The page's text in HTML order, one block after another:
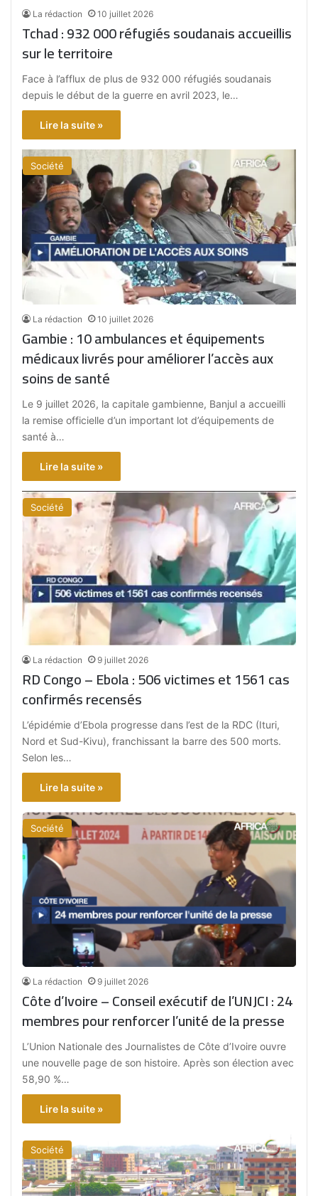
La rédaction 10 juillet 2026
Tchad : 932 000 réfugiés soudanais accueillis
sur le territoire
Face à l’afflux de plus de 932 000 réfugiés soudanais
depuis le début de la guerre en avril 2023, le…
Lire la suite »
Société
La rédaction 10 juillet 2026
Gambie : 10 ambulances et équipements
médicaux livrés pour améliorer l’accès aux
soins de santé
Le 9 juillet 2026, la capitale gambienne, Banjul a accueilli
la remise officielle d’un important lot d’équipements de
santé à…
Lire la suite »
Société
La rédaction 9 juillet 2026
RD Congo – Ebola : 506 victimes et 1561 cas
confirmés recensés
L’épidémie d’Ebola progresse dans l’est de la RDC (Ituri,
Nord et Sud-Kivu), franchissant la barre des 500 morts.
Selon les…
Lire la suite »
Société
La rédaction 9 juillet 2026
Côte d’Ivoire – Conseil exécutif de l’UNJCI : 24
membres pour renforcer l’unité de la presse
L’Union Nationale des Journalistes de Côte d’Ivoire ouvre
une nouvelle page de son histoire. Après son élection avec
58,90 %…
Lire la suite »
Société